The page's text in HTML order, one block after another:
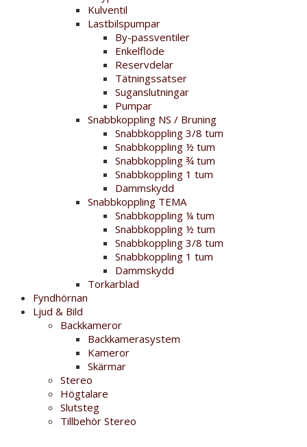
Kulventil
Lastbilspumpar
By-passventiler
Enkelflöde
Reservdelar
Tätningssatser
Suganslutningar
Pumpar
Snabbkoppling NS / Bruning
Snabbkoppling 3/8 tum
Snabbkoppling ½ tum
Snabbkoppling ¾ tum
Snabbkoppling 1 tum
Dammskydd
Snabbkoppling TEMA
Snabbkoppling ¼ tum
Snabbkoppling ½ tum
Snabbkoppling 3/8 tum
Snabbkoppling 1 tum
Dammskydd
Torkarblad
Fyndhörnan
Ljud & Bild
Backkameror
Backkamerasystem
Kameror
Skärmar
Stereo
Högtalare
Slutsteg
Tillbehör Stereo